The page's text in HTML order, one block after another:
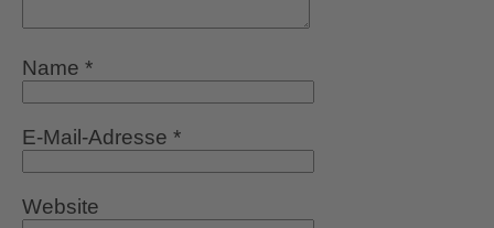
Name *
E-Mail-Adresse *
Website